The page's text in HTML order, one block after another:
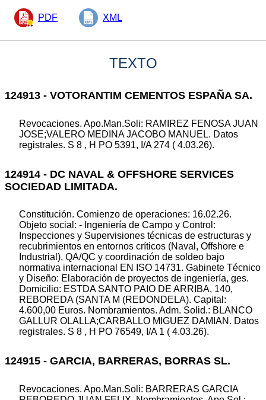
PDF XML
TEXTO
124913 - VOTORANTIM CEMENTOS ESPAÑA SA.
Revocaciones. Apo.Man.Soli: RAMIREZ FENOSA JUAN
JOSE;VALERO MEDINA JACOBO MANUEL. Datos
registrales. S 8 , H PO 5391, I/A 274 ( 4.03.26).
124914 - DC NAVAL & OFFSHORE SERVICES
SOCIEDAD LIMITADA.
Constitución. Comienzo de operaciones: 16.02.26.
Objeto social: - Ingeniería de Campo y Control:
Inspecciones y Supervisiones técnicas de estructuras y
recubrimientos en entornos críticos (Naval, Offshore e
Industrial), QA/QC y coordinación de soldeo bajo
normativa internacional EN ISO 14731. Gabinete Técnico
y Diseño: Elaboración de proyectos de ingeniería, ges.
Domicilio: ESTDA SANTO PAIO DE ARRIBA, 140,
REBOREDA (SANTA M (REDONDELA). Capital:
4.600,00 Euros. Nombramientos. Adm. Solid.: BLANCO
GALLUR OLALLA;CARBALLO MIGUEZ DAMIAN. Datos
registrales. S 8 , H PO 76549, I/A 1 ( 4.03.26).
124915 - GARCIA, BARRERAS, BORRAS SL.
Revocaciones. Apo.Man.Soli: BARRERAS GARCIA